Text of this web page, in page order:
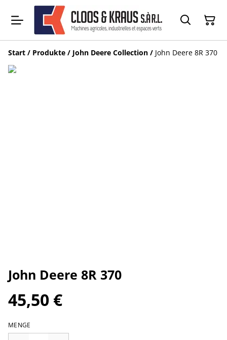
Start / Produkte / John Deere Collection / John Deere 8R 370
John Deere 8R 370
45,50 €
MENGE